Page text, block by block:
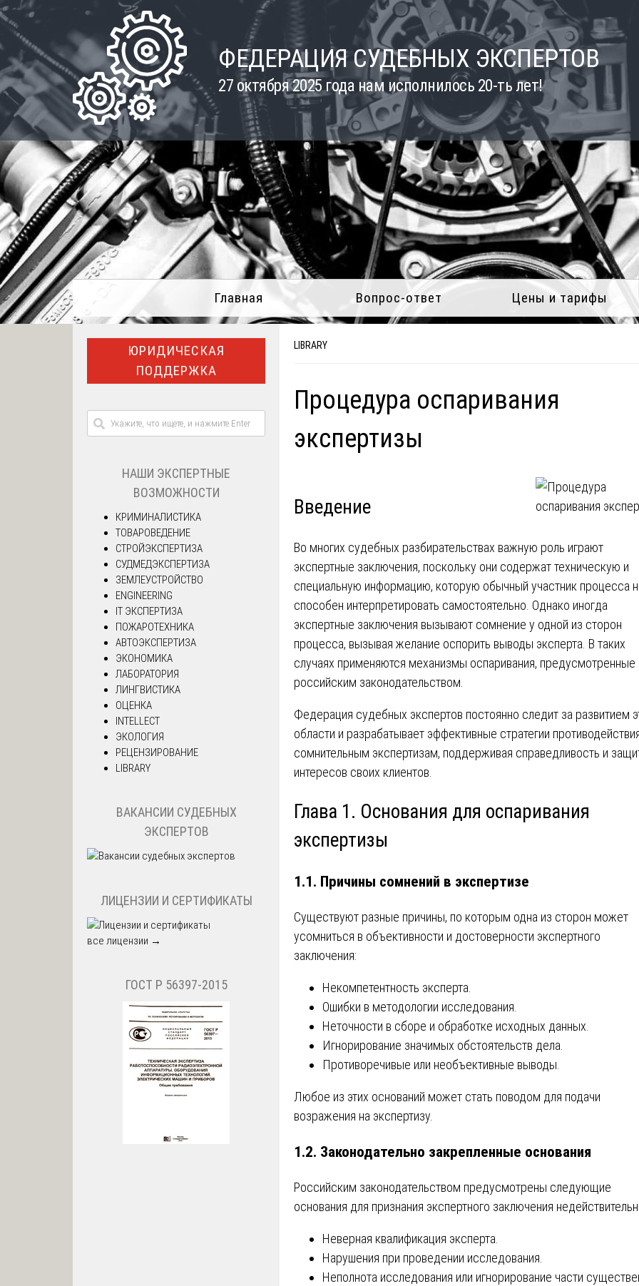
Skip
content
ФЕДЕРАЦИЯ СУДЕБНЫХ ЭКСПЕРТОВ
27 октября 2025 года нам исполнилось 20-ть лет!
Главная Вопрос-ответ Цены и тарифы
LIBRARY
Процедура оспаривания
экспертизы
Введение
Во многих судебных разбирательствах важную роль играют
экспертные заключения, поскольку они содержат техническую и
специальную информацию, которую обычный участник процесса
способен интерпретировать самостоятельно. Однако иногда
экспертные заключения вызывают сомнение у одной из сторон
процесса, вызывая желание оспорить выводы эксперта. В таких
случаях применяются механизмы оспаривания, предусмотренные
российским законодательством.
Федерация судебных экспертов постоянно следит за развитием
области и разрабатывает эффективные стратегии
сомнительным экспертизам, поддерживая справедливость и
интересов своих клиентов.
Глава 1. Основания для оспаривания
экспертизы
1.1. Причины сомнений в экспертизе
Существуют разные причины, по которым одна из сторон может
усомниться в объективности и достоверности экспертного
заключения:
Некомпетентность эксперта.
Ошибки в методологии исследования.
Неточности в сборе и обработке исходных данных.
Игнорирование значимых обстоятельств дела.
Противоречивые или необъективные выводы.
Любое из этих оснований может стать поводом для подачи
возражения на экспертизу.
1.2. Законодательно закрепленные основания
Российским законодательством предусмотрены следующие
основания для признания экспертного заключения
Неверная квалификация эксперта.
Нарушения при проведении исследования.
Неполнота исследования или игнорирование части
ЮРИДИЧЕСКАЯ
ПОДДЕРЖКА
НАШИ ЭКСПЕРТНЫЕ
ВОЗМОЖНОСТИ
КРИМИНАЛИСТИКА
ТОВАРОВЕДЕНИЕ
СТРОЙЭКСПЕРТИЗА
СУДМЕДЭКСПЕРТИЗА
ЗЕМЛЕУСТРОЙСТВО
ENGINEERING
IT ЭКСПЕРТИЗА
ПОЖАРОТЕХНИКА
АВТОЭКСПЕРТИЗА
ЭКОНОМИКА
ЛАБОРАТОРИЯ
ЛИНГВИСТИКА
ОЦЕНКА
INTELLECT
ЭКОЛОГИЯ
РЕЦЕНЗИРОВАНИЕ
LIBRARY
ВАКАНСИИ СУДЕБНЫХ
ЭКСПЕРТОВ
ЛИЦЕНЗИИ И СЕРТИФИКАТЫ
все лицензии →
ГОСТ Р 56397-2015